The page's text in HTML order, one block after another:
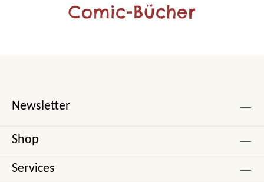
Comic-Bücher
Newsletter
Shop
Services